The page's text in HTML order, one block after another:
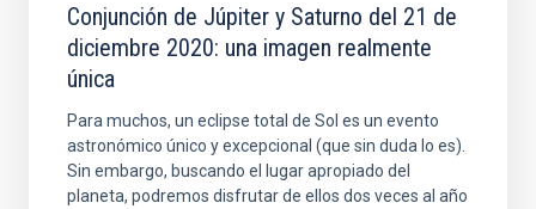
Conjunción de Júpiter y Saturno del 21 de
diciembre 2020: una imagen realmente
única
Para muchos, un eclipse total de Sol es un evento
astronómico único y excepcional (que sin duda lo es).
Sin embargo, buscando el lugar apropiado del
planeta, podremos disfrutar de ellos dos veces al año